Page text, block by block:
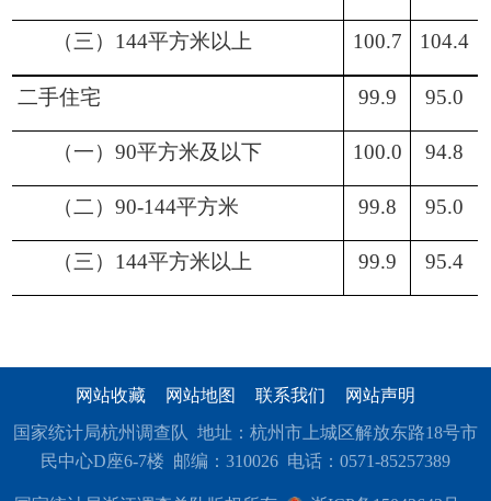
（三） 144平方米以上 100.7 104.4
二手住宅 99.9 95.0
（一）90平方米及以下 100.0 94.8
（二）90-144平方米 99.8 95.0
（三） 144平方米以上 99.9 95.4
网站收藏 网站地图 联系我们 网站声明
国家统计局杭州调查队 地址：杭州市上城区解放东路18号市
民中心D座6-7楼 邮编：310026 电话：0571-85257389